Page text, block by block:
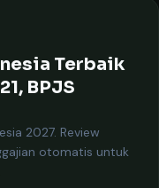
Terbaik
BPJS
2027. Review
otomatis untuk